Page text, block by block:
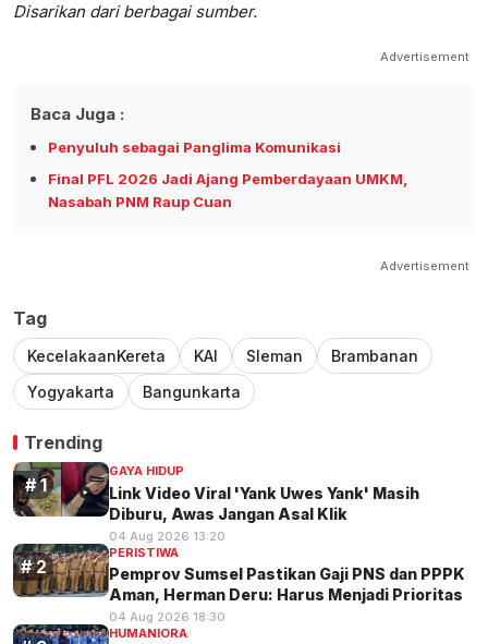
Disarikan dari berbagai sumber.
Advertisement
Baca Juga :
Penyuluh sebagai Panglima Komunikasi
Final PFL 2026 Jadi Ajang Pemberdayaan UMKM,
Nasabah PNM Raup Cuan
Advertisement
Tag
KecelakaanKereta KAI Sleman
Brambanan
Yogyakarta
Bangunkarta
Trending
GAYA HIDUP
Link Video Viral 'Yank Uwes Yank' Masih
Diburu, Awas Jangan Asal Klik
04 Aug 2026 13:20
PERISTIWA
Pemprov Sumsel Pastikan Gaji PNS dan PPPK
Aman, Herman Deru: Harus Menjadi Prioritas
04 Aug 2026 18:30
HUMANIORA